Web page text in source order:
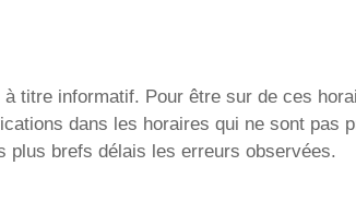
titre informatif. Pour être sur de ces
dans les horaires qui ne sont pas
plus brefs délais les erreurs observées.